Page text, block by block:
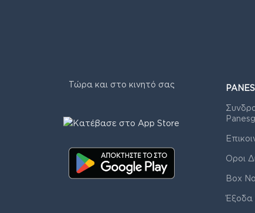
Τώρα και στο κινητό σας
Οροι
Box
Έξοδα